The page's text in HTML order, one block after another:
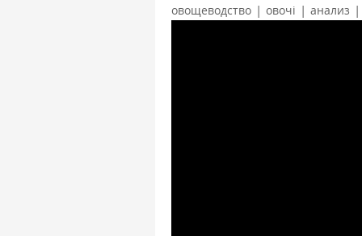
овощеводство | овочі | анализ |